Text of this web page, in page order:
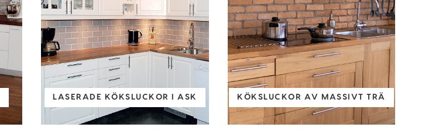
LASERADE KÖKSLUCKOR I ASK KÖKSLUCKOR AV MASSIVT TRÄ